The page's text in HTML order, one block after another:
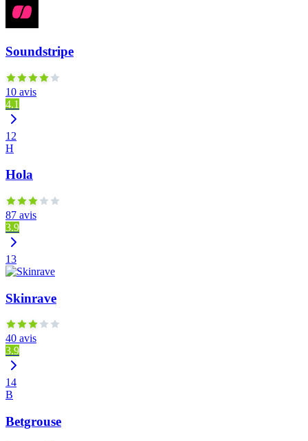
Soundstripe
10 avis
4.1
12
H
Hola
87 avis
3.9
13
Skinrave
40 avis
3.9
14
B
Betgrouse